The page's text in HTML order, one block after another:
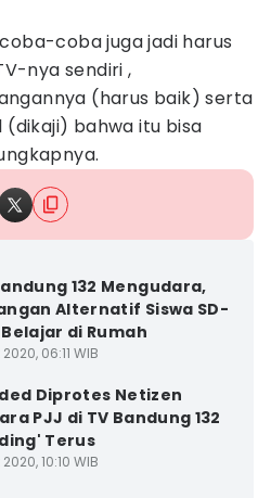
coba juga jadi harus
nya sendiri ,
(harus baik) serta
bahwa itu bisa
132 Mengudara,
Alternatif Siswa SD-
Belajar di Rumah
2020, 06:11 WIB
Diprotes Netizen
PJJ di TV Bandung 132
Terus
2020, 10:10 WIB